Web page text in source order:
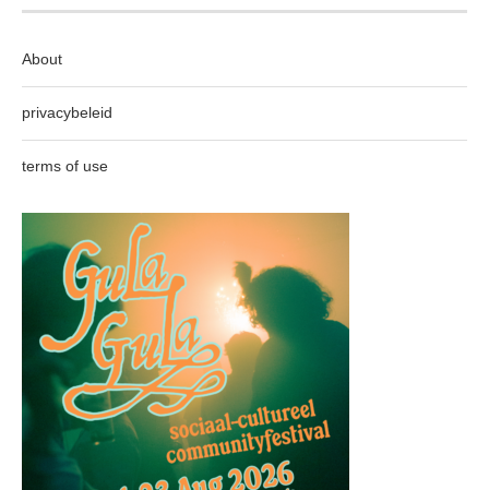
About
privacybeleid
terms of use